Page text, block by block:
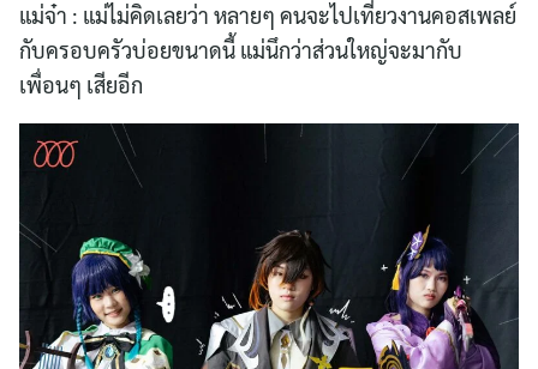
แม่จ๋า : แม่ไม่คิดเลยว่า หลายๆ คนจะไปเที่ยวงานคอสเพลย์
กับครอบครัวบ่อยขนาดนี้ แม่นึกว่าส่วนใหญ่จะมากับ
เพื่อนๆ เสียอีก